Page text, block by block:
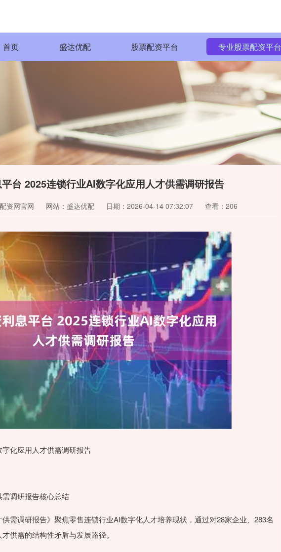
首页 盛达优配 股票配资平台 专业股票配资平台
台 2025连锁行业AI数字化应用人才供需调研报告
资网官网 网站：盛达优配 日期：2026-04-14 07:32:07 查看：206
化应用人才供需调研报告
调研报告核心总结
供需调研报告》聚焦零售连锁行业AI数字化人才培养现状，通过对28家企业、283名
供需的结构性矛盾与发展路径。
39.68